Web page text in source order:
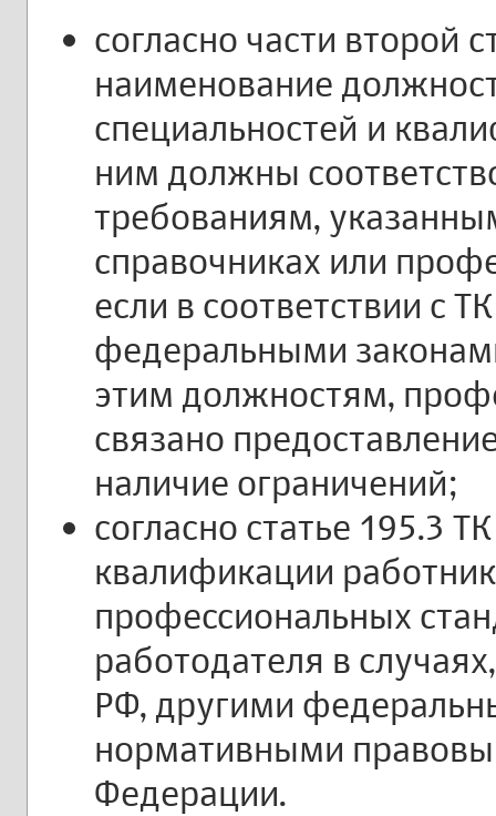
согласно части второй
наименование
специальностей и
ним должны
требованиям,
справочниках или
если в соответствии с
федеральными
этим должностям,
связано
наличие ограничений;
согласно статье 195.3
квалификации
профессиональных
работодателя в
РФ, другими
нормативными
Федерации.